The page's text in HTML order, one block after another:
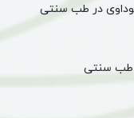
در طب سنتی
طب سنتی